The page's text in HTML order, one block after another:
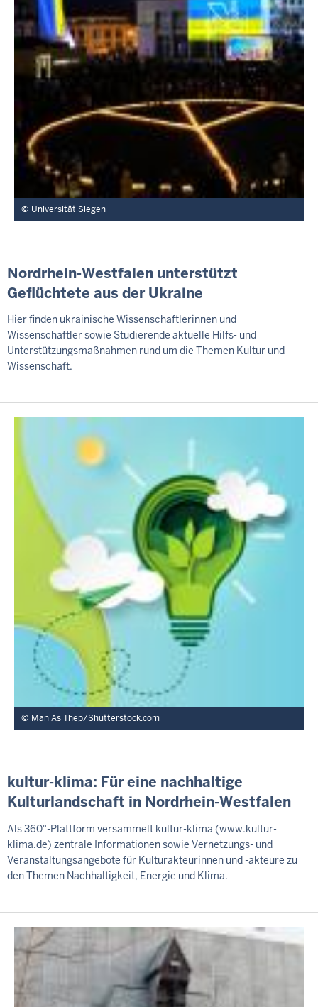
Universität Siegen
Nordrhein-Westfalen unterstützt
Geflüchtete aus der Ukraine
Hier finden ukrainische Wissenschaftlerinnen und
Wissenschaftler sowie Studierende aktuelle Hilfs- und
Unterstützungsmaßnahmen rund um die Themen Kultur und
Wissenschaft.
Man As Thep/Shutterstock.com
kultur-klima: Für eine nachhaltige
Kulturlandschaft in Nordrhein-Westfalen
Als 360°-Plattform versammelt kultur-klima (www.kultur-
klima.de) zentrale Informationen sowie Vernetzungs- und
Veranstaltungsangebote für Kulturakteurinnen und -akteure zu
den Themen Nachhaltigkeit, Energie und Klima.